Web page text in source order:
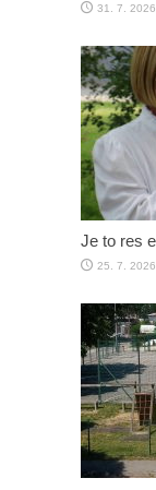
31. 7. 2026
Je to res
25. 7. 2026